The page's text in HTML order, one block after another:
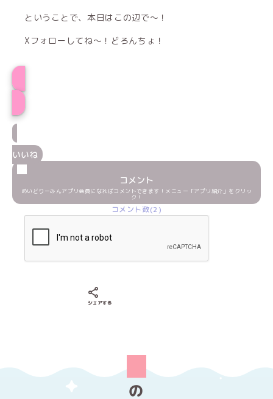
ということで、本日はこの辺で〜！
Xフォローしてね〜！どろんちょ！
いいね
コメント
めいどりーみんアプリ会員になればコメントできます！メニュー「アプリ紹介」をクリッ
ク！
コメント数(2)
シェアする
の